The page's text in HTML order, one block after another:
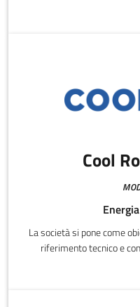
Cool
La società si pone come
riferimento tecnico e